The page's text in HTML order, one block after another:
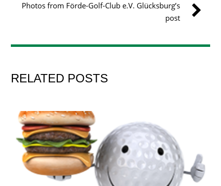
Photos from Förde-Golf-Club e.V. Glücksburg’s
post
RELATED POSTS